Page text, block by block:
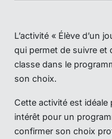
L’activité « Élève d’un
qui permet de suivre et
classe dans le
son choix.
Cette activité est
intérêt pour un
confirmer son choix